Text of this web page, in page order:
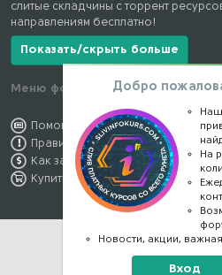
слитые складчины с торрент
направлениям бесплатно!
Показать/скрыть больше
Меню форума
Помощь по форуму
Правила форума
Как заработать
Купить премиум
Добро
На
Новости, акции,
Вход